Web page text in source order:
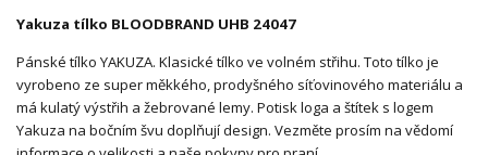
Yakuza tílko BLOODBRAND UHB 24047
Pánské tílko YAKUZA. Klasické tílko ve volném střihu. Toto tílko je
vyrobeno ze super měkkého, prodyšného síťovinového materiálu a
má kulatý výstřih a žebrované lemy. Potisk loga a štítek s logem
Yakuza na bočním švu doplňují design. Vezměte prosím na vědomí